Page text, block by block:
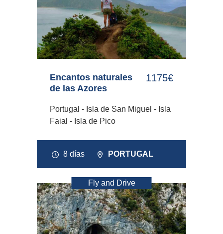
Encantos naturales
de las Azores
1175€
Portugal - Isla de San Miguel - Isla
Faial - Isla de Pico
8 días PORTUGAL
Fly and Drive